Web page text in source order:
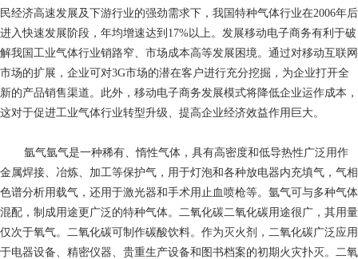
民经济高速发展及下游行业的强劲需求下，我国特种气体行业在2006年后
进入快速发展阶段，年均增速达到17%以上。发展移动电子商务有利于破
解我国工业气体行业销路窄、市场成本高等发展困境。通过对移动互联网
市场的扩展，企业可对3G市场的潜在客户进行充分挖掘，为企业打开全
新的产品销售渠道。此外，移动电子商务发展模式将降低企业运作成本，
这对于促进工业气体行业转型升级、提高企业经济效益作用巨大。
氩气氩气是一种稀有、惰性气体，具有高密度和低导热性广泛用作
金属焊接、冶炼、加工等保护气，用于灯泡和各种放电器内充填气，气相
色谱分析用载气，还用于激光器和手术用止血喷枪等。氩气可与多种气体
混配，制成用途更广泛的特种气体。二氧化碳二氧化碳用途很广，其用量
仅次于氧气。二氧化碳可制作碳酸饮料。作为灭火剂，二氧化碳广泛应用
于电器设备、精密仪器、贵重生产设备和图书档案的初期火灾扑灭。二氧